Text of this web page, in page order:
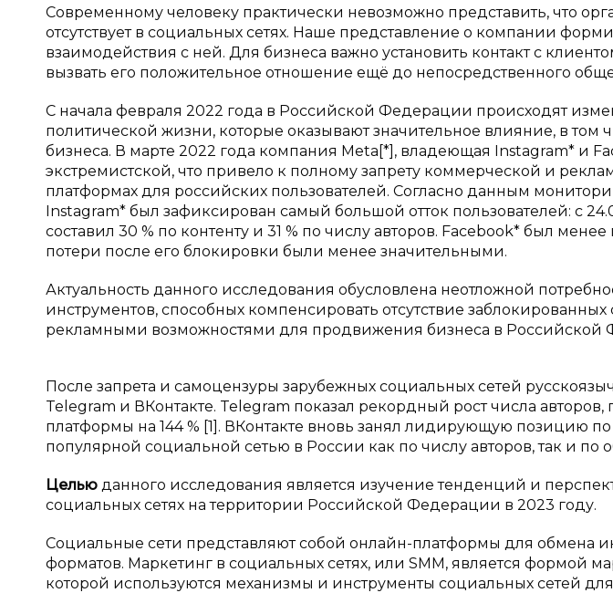
Современному человеку практически невозможно представить, что
отсутствует в социальных сетях. Наше представление о компании
взаимодействия с ней. Для бизнеса важно установить контакт с
вызвать его положительное отношение ещё до непосредственного
С начала февраля 2022 года в Российской Федерации происходят
политической жизни, которые оказывают значительное влияние, в
бизнеса. В марте 2022 года компания Meta[*], владеющая Instagram* и
экстремистской, что привело к полному запрету коммерческой и
платформах для российских пользователей. Согласно данным
Instagram* был зафиксирован самый большой отток пользователей: с
составил 30 % по контенту и 31 % по числу авторов. Facebook* был
потери после его блокировки были менее значительными.
Актуальность данного исследования обусловлена неотложной
инструментов, способных компенсировать отсутствие
рекламными возможностями для продвижения бизнеса в Российской
После запрета и самоцензуры зарубежных социальных сетей
Telegram и ВКонтакте. Telegram показал рекордный рост числа
платформы на 144 % [1]. ВКонтакте вновь занял лидирующую позицию по
популярной социальной сетью в России как по числу авторов, так и по
Целью данного исследования является изучение тенденций и
социальных сетях на территории Российской Федерации в 2023 году.
Социальные сети представляют собой онлайн-платформы для обмена
форматов. Маркетинг в социальных сетях, или SMM, является формой
которой используются механизмы и инструменты социальных сетей